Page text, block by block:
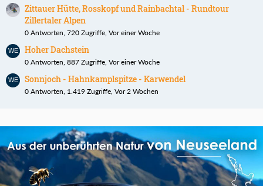
Zittauer Hütte, Rosskopf und Rainbachtal - Rundtour
Zillertaler Alpen
0 Antworten, 720 Zugriffe, Vor einer Woche
Hoher Dachstein
0 Antworten, 887 Zugriffe, Vor einer Woche
Sonnjoch - Hahnkamplspitze - Karwendel
0 Antworten, 1.419 Zugriffe, Vor 2 Wochen